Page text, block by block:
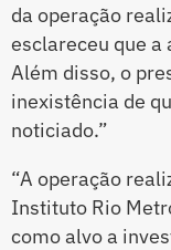
da operação
esclareceu que a
Além disso, o
inexistência de
noticiado.”
“A operação
Instituto Rio
como alvo a